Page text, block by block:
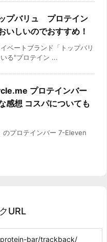
ップバリュ プロテイン
しいのでおすすめ！
ベートブランド「トップバリ
る"プロテイン ...
プロテインバー
感想 コスパについても
のプロテインバー 7-Eleven
URL